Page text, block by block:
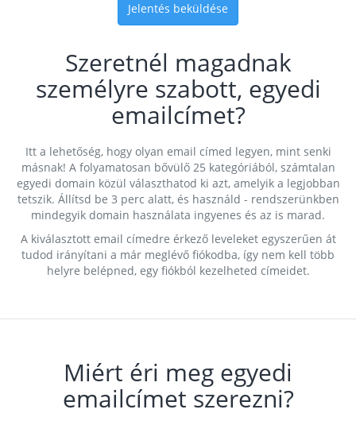
Jelentés beküldése
Szeretnél magadnak
személyre szabott, egyedi
emailcímet?
Itt a lehetőség, hogy olyan email címed legyen, mint senki
másnak! A folyamatosan bővülő 25 kategóriából, számtalan
egyedi domain közül választhatod ki azt, amelyik a legjobban
tetszik. Állítsd be 3 perc alatt, és használd - rendszerünkben
mindegyik domain használata ingyenes és az is marad.
A kiválasztott email címedre érkező leveleket egyszerűen át
tudod irányítani a már meglévő fiókodba, így nem kell több
helyre belépned, egy fiókból kezelheted címeidet.
Miért éri meg egyedi
emailcímet szerezni?